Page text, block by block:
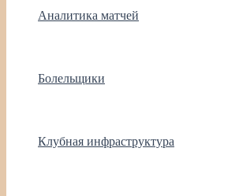
Аналитика матчей
Болельщики
Клубная инфраструктура